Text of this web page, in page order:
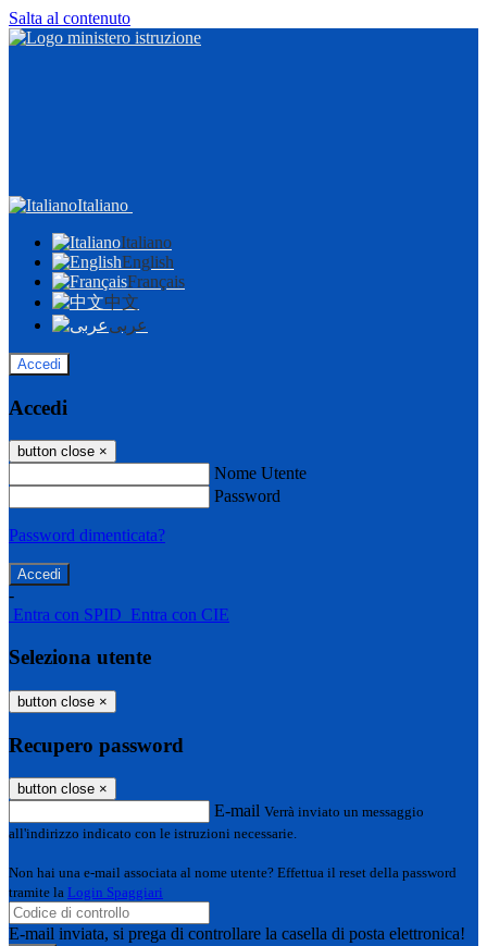
Salta al contenuto
Italiano
Italiano
English
Français
中文
عربى
Accedi
Accedi
button close ×
Nome Utente
Password
Password dimenticata?
-
Entra con SPID Entra con CIE
Seleziona utente
button close ×
Recupero password
button close ×
E-mail Verrà inviato un messaggio
all'indirizzo indicato con le istruzioni necessarie.
Non hai una e-mail associata al nome utente? Effettua il reset della password
tramite la Login Spaggiari
E-mail inviata, si prega di controllare la casella di posta elettronica!